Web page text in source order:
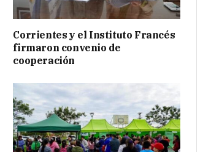
Corrientes y el Instituto Francés
firmaron convenio de
cooperación